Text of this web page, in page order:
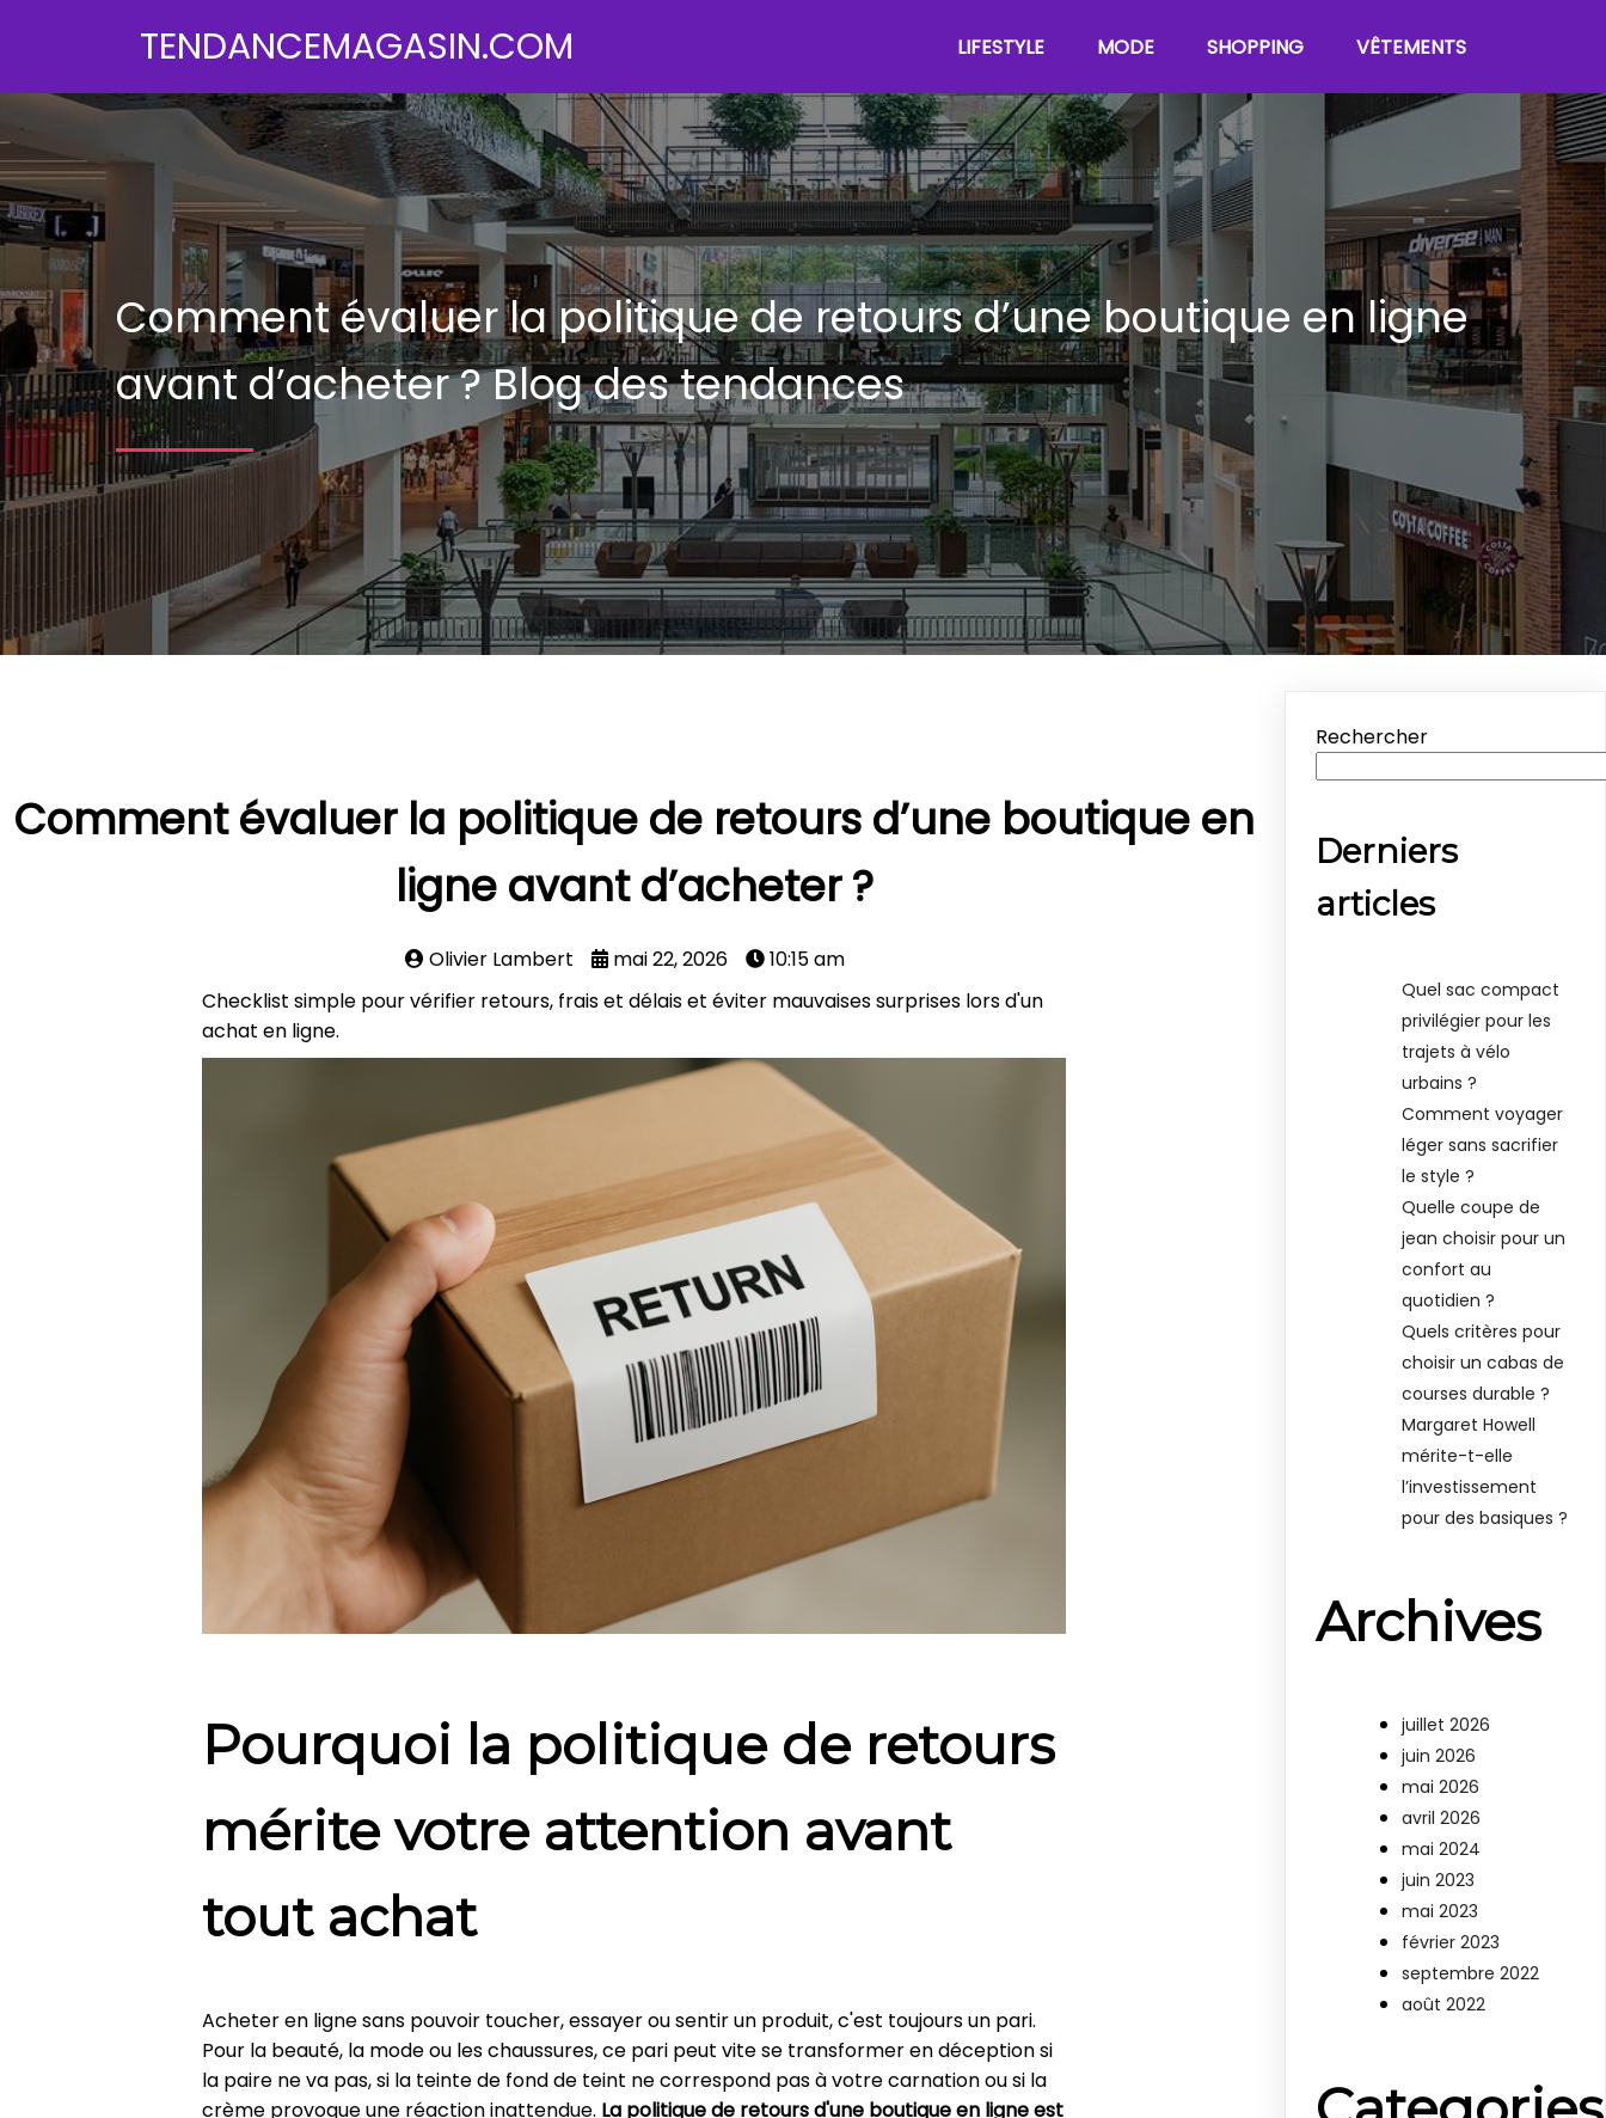
TENDANCEMAGASIN.COM LIFESTYLE MODE SHOPPING VÊTEMENTS
Comment évaluer la politique de retours d’une boutique en ligne
avant d’acheter ?Blog des tendances
Comment évaluer la politique de retours d’une boutique en
ligne avant d’acheter ?
Olivier Lambert mai 22, 2026
10:15 am
Checklist simple pour vérifier retours, frais et délais et éviter mauvaises surprises lors d'un
achat en ligne.
Pourquoi la politique de retours
mérite votre attention avant
tout achat
Acheter en ligne sans pouvoir toucher, essayer ou sentir un produit, c'est toujours un pari.
Pour la beauté, la mode ou les chaussures, ce pari peut vite se transformer en déception si
la paire ne va pas, si la teinte de fond de teint ne correspond pas à votre carnation ou si la
crème provoque une réaction inattendue. La politique de retours d'une boutique en ligne est
Rechercher
Derniers
articles
Quel sac compact
privilégier pour les
trajets à vélo
urbains ?
Comment voyager
léger sans sacrifier
le style ?
Quelle coupe de
jean choisir pour un
confort au
quotidien ?
Quels critères pour
choisir un cabas de
courses durable ?
Margaret Howell
mérite-t-elle
l’investissement
pour des basiques ?
Archives
juillet 2026
juin 2026
mai 2026
avril 2026
mai 2024
juin 2023
mai 2023
février 2023
septembre 2022
août 2022